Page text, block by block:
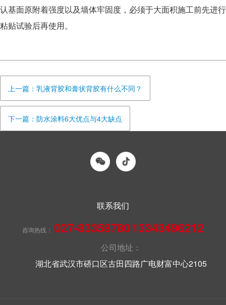
认基面原附着强度以及墙体牢固度，必须于大面积施工前先进行
粘贴试验后再使用。
上一篇：乳液背胶和膏状背胶有什么不同？
下一篇：防水涂料6大优点与4大缺点
联系我们
咨询热线： 027-8335878013343496212
公司地址：
湖北省武汉市硚口区古田四路广电财富中心2105